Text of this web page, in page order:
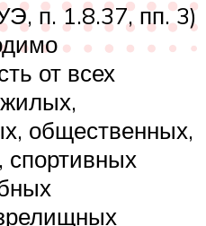
п. 1.8.37, пп. 3)
от всех
общественных,
спортивных